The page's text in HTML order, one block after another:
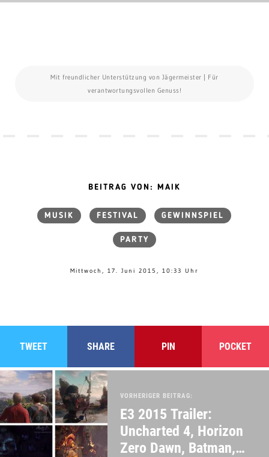
Mit freundlicher Unterstützung von Jägermeister | Für
verantwortungsvollen Genuss!
BEITRAG VON: MAIK
MUSIK FESTIVAL GEWINNSPIEL
PARTY
Mittwoch, 17. Juni 2015, 10:33 Uhr
TWEET SHARE PIN POCKET
VORHERIGER BEITRAG:
E3 2015 Trailer:
Uncharted 4, Horizon
Zero Dawn, Batman,